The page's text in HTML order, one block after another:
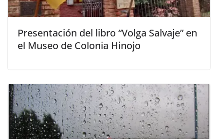
Presentación del libro “Volga Salvaje” en
el Museo de Colonia Hinojo